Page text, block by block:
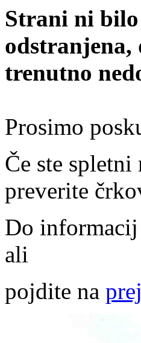
Strani ni
odstranjena,
trenutno
Prosimo
Če ste
preverite
Do
ali
pojdite na